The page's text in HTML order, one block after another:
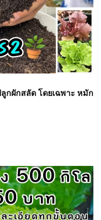
ผักสลัด โดยเฉพาะ หมัก